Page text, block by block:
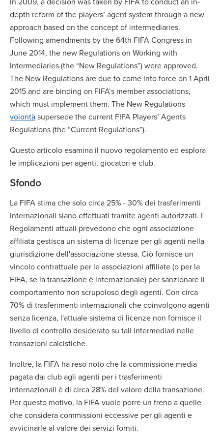
depth reform of the players’ agent system through a new
approach based on the concept of intermediaries.
Following amendments by the 64th FIFA Congress in
June 2014, the new Regulations on Working with
Intermediaries (the “New Regulations”) were approved.
The New Regulations are due to come into force on 1 April
2015 and are binding on FIFA’s member associations,
which must implement them. The New Regulations
volontàsupersede the current FIFA Players’ Agents
Regulations (the “Current Regulations”).
Questo articolo esamina il nuovo regolamento ed esplora
le implicazioni per agenti, giocatori e club.
Sfondo
La FIFA stima che solo circa 25% - 30% dei trasferimenti
internazionali siano effettuati tramite agenti autorizzati. I
Regolamenti attuali prevedono che ogni associazione
affiliata gestisca un sistema di licenze per gli agenti nella
giurisdizione dell'associazione stessa. Ciò fornisce un
vincolo contrattuale per le associazioni affiliate (o per la
FIFA, se la transazione è internazionale) per sanzionare il
comportamento non scrupoloso degli agenti. Con circa
70% di trasferimenti internazionali che coinvolgono agenti
senza licenza, l'attuale sistema di licenze non fornisce il
livello di controllo desiderato su tali intermediari nelle
transazioni calcistiche.
Inoltre, la FIFA ha reso noto che la commissione media
pagata dai club agli agenti per i trasferimenti
internazionali è di circa 28% del valore della transazione.
Per questo motivo, la FIFA vuole porre un freno a quelle
che considera commissioni eccessive per gli agenti e
avvicinarle al valore dei servizi forniti.